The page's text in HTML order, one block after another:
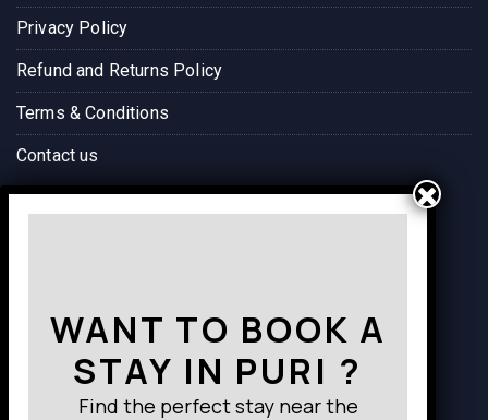
Privacy Policy
Refund and Returns Policy
Terms & Conditions
Contact us
Way to Destination
WANT TO BOOK A
STAY IN PURI ?
Find the perfect stay near the